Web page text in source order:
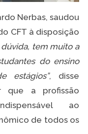
Nerbas, saudou
CFT à disposição
dúvida, tem muito a
do ensino
estágios”, disse
que a profissão
ao
de todos os